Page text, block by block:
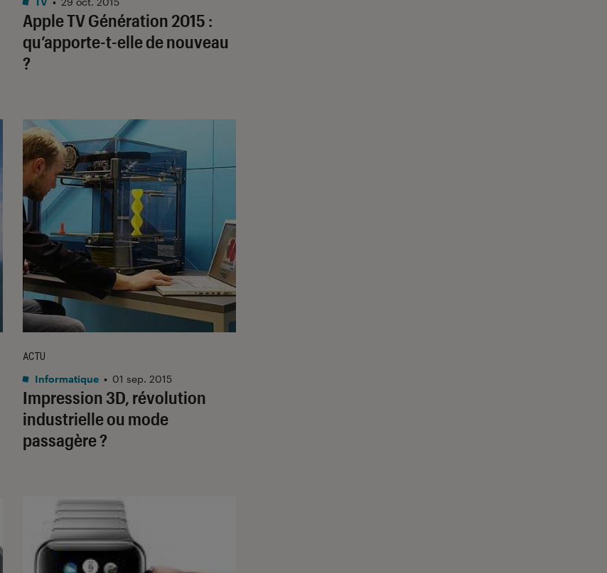
Apple TV Génération 2015 :
qu’apporte-t-elle de nouveau
?
Impression 3D, révolution
industrielle ou mode
passagère ?
ACTU
Informatique • 01 sep. 2015